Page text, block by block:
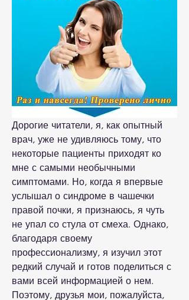
Дорогие читатели, я, как опытный
врач, уже не удивляюсь тому, что
некоторые пациенты приходят ко
мне с самыми необычными
симптомами. Но, когда я впервые
услышал о синдроме в чашечки
правой почки, я признаюсь, я чуть
не упал со стула от смеха. Однако,
благодаря своему
профессионализму, я изучил этот
редкий случай и готов поделиться с
вами всей информацией о нем.
Поэтому, друзья мои, пожалуйста,